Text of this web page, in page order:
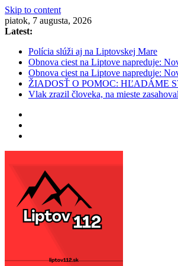
Skip to content
piatok, 7 augusta, 2026
Latest:
Polícia slúži aj na Liptovskej Mare
Obnova ciest na Liptove napreduje:
Obnova ciest na Liptove napreduje:
ŽIADOSŤ O POMOC: HĽADÁME
Vlak zrazil človeka, na mieste